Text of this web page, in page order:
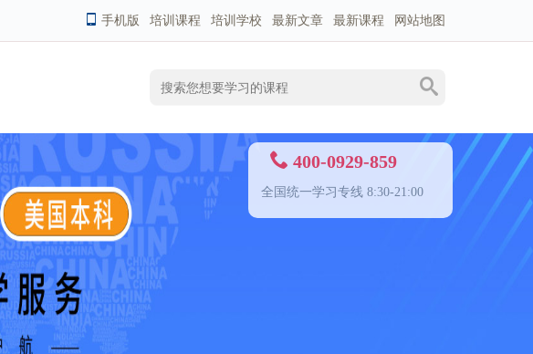
手机版 培训课程 培训学校 最新文章 最新课程 网站地图
400-0929-859
全国统一学习专线 8:30-21:00